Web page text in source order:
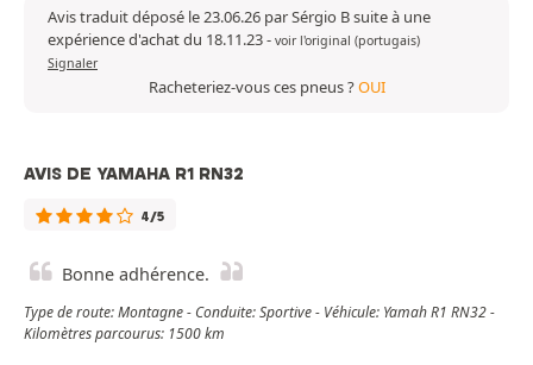
Avis traduit déposé le 23.06.26 par Sérgio B suite à une
expérience d'achat du 18.11.23- voir l'original (portugais)
Signaler
Racheteriez-vous ces pneus ?OUI
AVIS DE YAMAHA R1 RN32
4/5
Bonne adhérence.
Type de route: Montagne - Conduite: Sportive - Véhicule: Yamah R1 RN32 -
Kilomètres parcourus: 1500 km